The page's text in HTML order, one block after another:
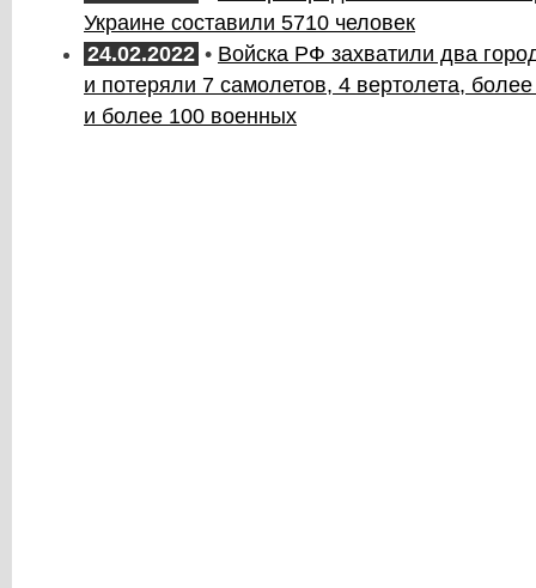
Украине составили 5710 человек
24.02.2022 • Войска РФ захватили два
и потеряли 7 самолетов, 4 вертолета,
и более 100 военных